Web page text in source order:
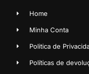
Home
Minha Conta
Politica de
Políticas de